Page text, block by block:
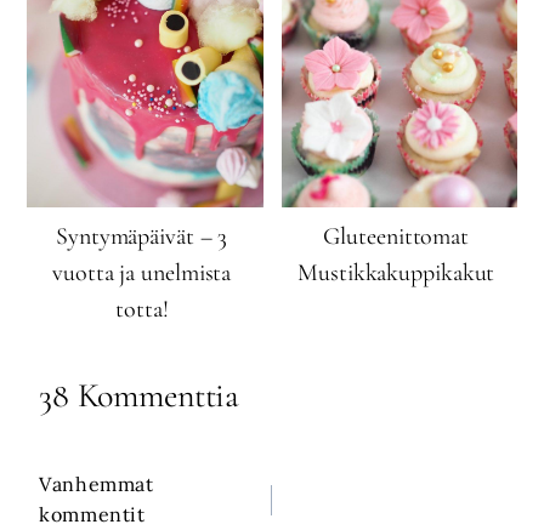
Syntymäpäivät – 3
vuotta ja unelmista
totta!
Gluteenittomat
Mustikkakuppikakut
38 Kommenttia
Kommenttien
Vanhemmat
kommentit